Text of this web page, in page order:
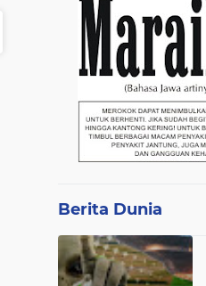
Berita Dunia